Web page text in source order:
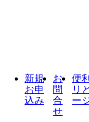
新規
お申
込み
お
問
合
せ
便
リ
ー